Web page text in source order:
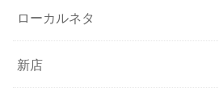
ローカルネタ
新店